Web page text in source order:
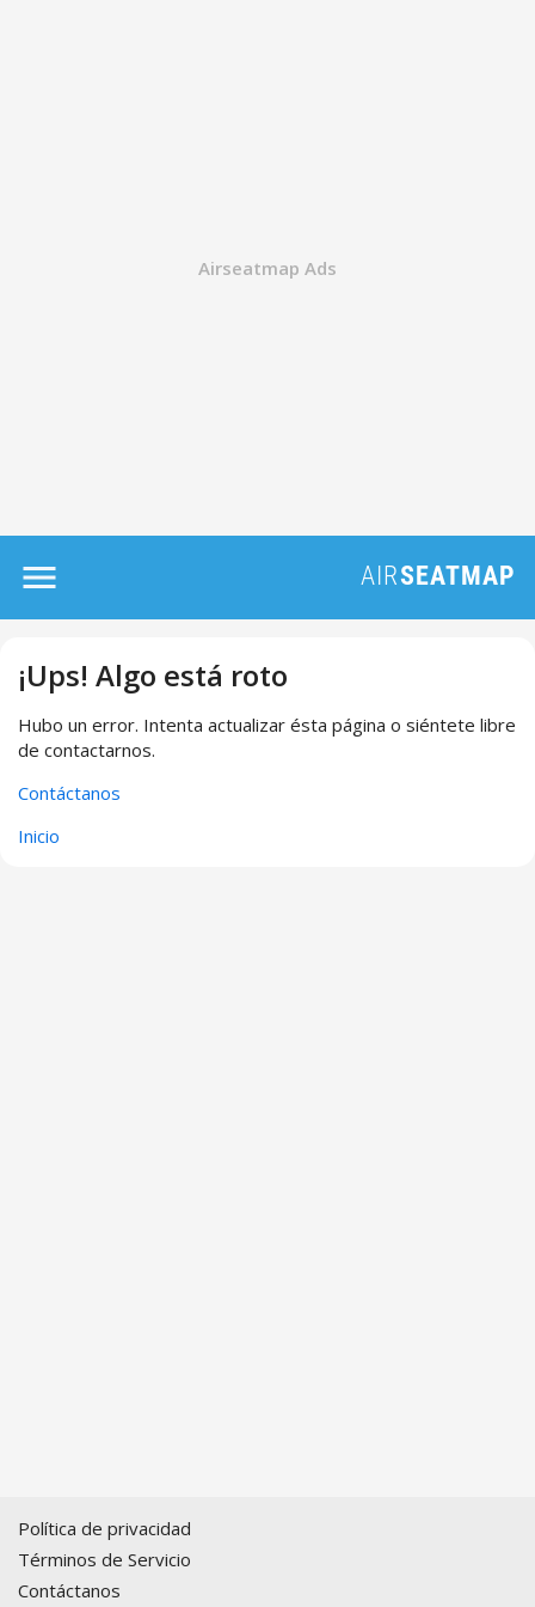
¡Ups! Algo está roto
Hubo un error. Intenta actualizar ésta página o siéntete libre
de contactarnos.
Contáctanos
Inicio
Política de privacidad
Términos de Servicio
Contáctanos